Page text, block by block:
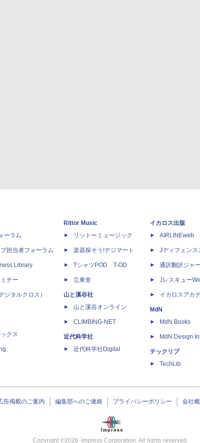
ーラム
担当者フォーラム
Library
ナー
ジタルクロス）
クス
Rittor Music
リットーミュージック
楽器探そう!デジマート
TシャツPOD T-OD
立東舎
山と溪谷社
山と溪谷オンライン
CLIMBING-NET
近代科学社
近代科学社Digital
イカロス出版
AIRLINEweb
Jディフェンス
通訳翻訳ジャ
Jレスキュー
イカロスアカ
MdN
MdN Books
MdN Design
テックリブ
TechLib
告掲載のご案内 編集部へのご連絡 プライバシーポリシー 会社
Copyright ©2026 Impress Corporation. All rights reserved.